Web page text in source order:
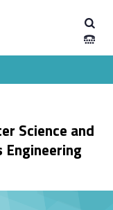
Science and